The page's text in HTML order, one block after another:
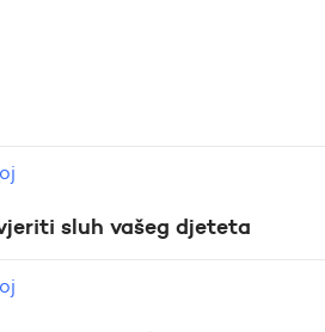
sluh vašeg djeteta